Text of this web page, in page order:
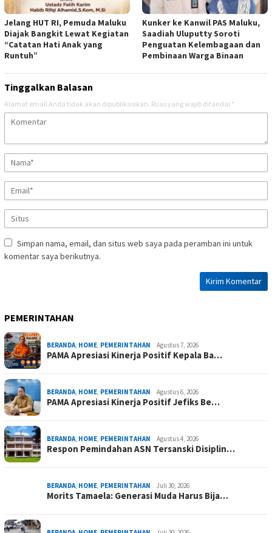
Jelang HUT RI, Pemuda Maluku
Diajak Bangkit Lewat Kegiatan
“Catatan Hati Anak yang
Runtuh”
Kunker ke Kanwil PAS Maluku,
Saadiah Uluputty Soroti
Penguatan Kelembagaan dan
Pembinaan Warga Binaan
Tinggalkan Balasan
Alamat email Anda tidak akan dipublikasikan. Ruas yang wajib ditandai *
Simpan nama, email, dan situs web saya pada peramban ini untuk
komentar saya berikutnya.
PEMERINTAHAN
BERANDA, HOME, PEMERINTAHAN Agustus 7, 2026
PAMA Apresiasi Kinerja Positif Kepala Ba…
BERANDA, HOME, PEMERINTAHAN Agustus 6, 2026
PAMA Apresiasi Kinerja Positif Jefiks Be…
BERANDA, HOME, PEMERINTAHAN Agustus 4, 2026
Respon Pemindahan ASN Tersanski Disiplin…
BERANDA, HOME, PEMERINTAHAN Juli 30, 2026
Morits Tamaela: Generasi Muda Harus Bija…